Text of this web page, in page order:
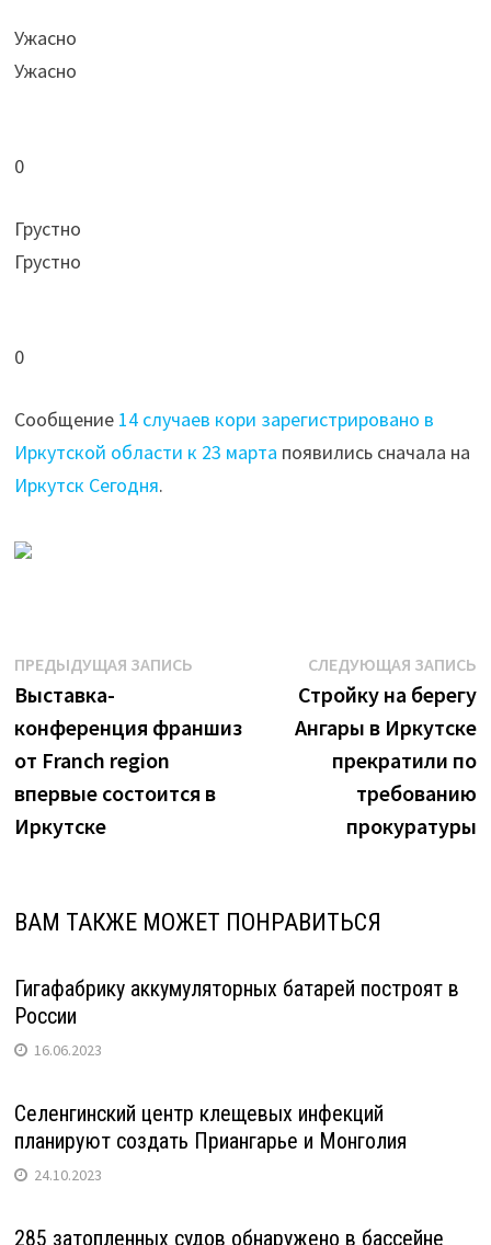
Ужасно
Ужасно
0
Грустно
Грустно
0
Сообщение 14 случаев кори зарегистрировано в
Иркутской области к 23 марта появились сначала на
Иркутск Сегодня.
Навигация
по
записям
ПРЕДЫДУЩАЯ ЗАПИСЬПредыдущая
Выставка-
конференция франшиз
от Franch region
впервые состоится в
Иркутске
СЛЕДУЮЩАЯ ЗАПИСЬ
Стройку на берегу
Ангары в Иркутске
прекратили по
требованию
прокуратуры
ВАМ ТАКЖЕ МОЖЕТ ПОНРАВИТЬСЯ
Гигафабрику аккумуляторных батарей построят в
России
16.06.2023
Селенгинский центр клещевых инфекций
планируют создать Приангарье и Монголия
24.10.2023
285 затопленных судов обнаружено в бассейне